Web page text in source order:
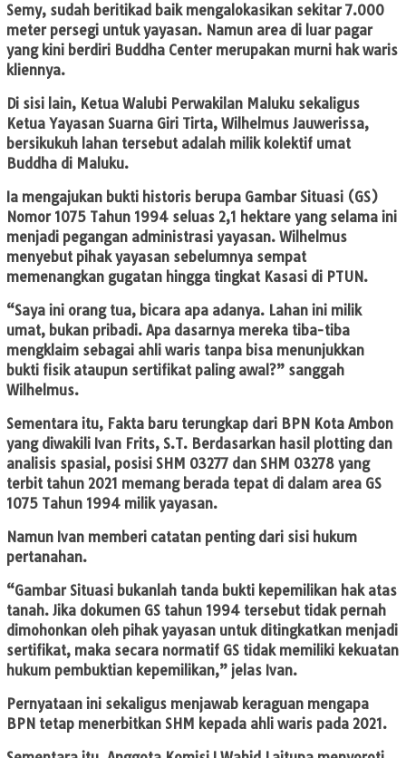
Semy, sudah beritikad baik mengalokasikan sekitar 7.000
meter persegi untuk yayasan. Namun area di luar pagar
yang kini berdiri Buddha Center merupakan murni hak waris
kliennya.
Di sisi lain, Ketua Walubi Perwakilan Maluku sekaligus
Ketua Yayasan Suarna Giri Tirta, Wilhelmus Jauwerissa,
bersikukuh lahan tersebut adalah milik kolektif umat
Buddha di Maluku.
Ia mengajukan bukti historis berupa Gambar Situasi (GS)
Nomor 1075 Tahun 1994 seluas 2,1 hektare yang selama ini
menjadi pegangan administrasi yayasan. Wilhelmus
menyebut pihak yayasan sebelumnya sempat
memenangkan gugatan hingga tingkat Kasasi di PTUN.
“Saya ini orang tua, bicara apa adanya. Lahan ini milik
umat, bukan pribadi. Apa dasarnya mereka tiba-tiba
mengklaim sebagai ahli waris tanpa bisa menunjukkan
bukti fisik ataupun sertifikat paling awal?” sanggah
Wilhelmus.
Sementara itu, Fakta baru terungkap dari BPN Kota Ambon
yang diwakili Ivan Frits, S.T. Berdasarkan hasil plotting dan
analisis spasial, posisi SHM 03277 dan SHM 03278 yang
terbit tahun 2021 memang berada tepat di dalam area GS
1075 Tahun 1994 milik yayasan.
Namun Ivan memberi catatan penting dari sisi hukum
pertanahan.
“Gambar Situasi bukanlah tanda bukti kepemilikan hak atas
tanah. Jika dokumen GS tahun 1994 tersebut tidak pernah
dimohonkan oleh pihak yayasan untuk ditingkatkan menjadi
sertifikat, maka secara normatif GS tidak memiliki kekuatan
hukum pembuktian kepemilikan,” jelas Ivan.
Pernyataan ini sekaligus menjawab keraguan mengapa
BPN tetap menerbitkan SHM kepada ahli waris pada 2021.